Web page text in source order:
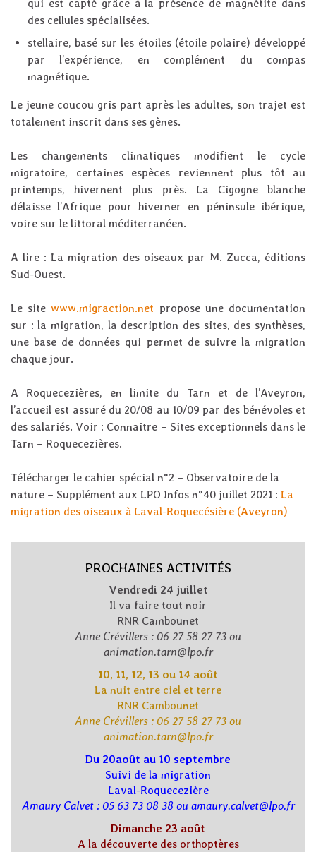
qui est capté grâce à la présence de magnétite dans
des cellules spécialisées.
stellaire, basé sur les étoiles (étoile polaire) développé
par l’expérience, en complément du compas
magnétique.
Le jeune coucou gris part après les adultes, son trajet est
totalement inscrit dans ses gènes.
Les changements climatiques modifient le cycle
migratoire, certaines espèces reviennent plus tôt au
printemps, hivernent plus près. La Cigogne blanche
délaisse l’Afrique pour hiverner en péninsule ibérique,
voire sur le littoral méditerranéen.
A lire : La migration des oiseaux par M. Zucca, éditions
Sud-Ouest.
Le site www.migraction.net propose une documentation
sur : la migration, la description des sites, des synthèses,
une base de données qui permet de suivre la migration
chaque jour.
A Roquecezières, en limite du Tarn et de l’Aveyron,
l’accueil est assuré du 20/08 au 10/09 par des bénévoles et
des salariés. Voir : Connaitre – Sites exceptionnels dans le
Tarn – Roquecezières.
Télécharger le cahier spécial n°2 – Observatoire de la
nature – Supplément aux LPO Infos n°40 juillet 2021 : La
migration des oiseaux à Laval-Roquecésière (Aveyron)
PROCHAINES ACTIVITÉS
Vendredi 24 juillet
Il va faire tout noir
RNR Cambounet
Anne Crévillers : 06 27 58 27 73 ou
animation.tarn@lpo.fr
10, 11, 12, 13 ou 14 août
La nuit entre ciel et terre
RNR Cambounet
Anne Crévillers : 06 27 58 27 73 ou
animation.tarn@lpo.fr
Du 20août au 10 septembre
Suivi de la migration
Laval-Roquecezière
Amaury Calvet : 05 63 73 08 38 ou amaury.calvet@lpo.fr
Dimanche 23 août
A la découverte des orthoptères